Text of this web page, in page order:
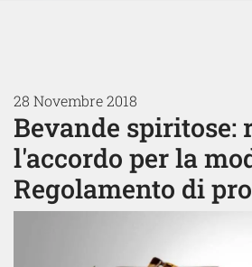
28 Novembre 2018
Bevande spiritose:
l'accordo per la
Regolamento di